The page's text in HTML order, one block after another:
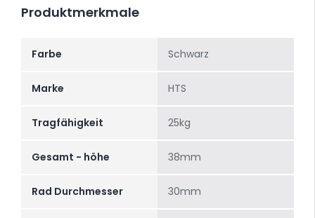
Produktmerkmale
Farbe Schwarz
Marke HTS
Tragfähigkeit 25kg
Gesamt - höhe 38mm
Rad Durchmesser 30mm